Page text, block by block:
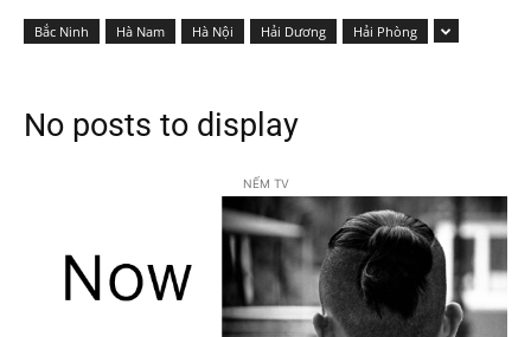
Bắc Ninh Hà Nam Hà Nội Hải Dương Hải Phòng
No posts to display
NẾM TV